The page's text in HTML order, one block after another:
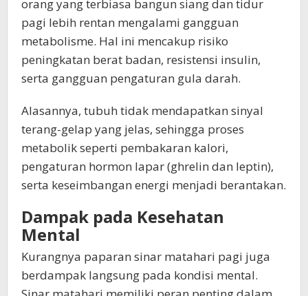
orang yang terbiasa bangun siang dan tidur
pagi lebih rentan mengalami gangguan
metabolisme. Hal ini mencakup risiko
peningkatan berat badan, resistensi insulin,
serta gangguan pengaturan gula darah.
Alasannya, tubuh tidak mendapatkan sinyal
terang-gelap yang jelas, sehingga proses
metabolik seperti pembakaran kalori,
pengaturan hormon lapar (ghrelin dan leptin),
serta keseimbangan energi menjadi berantakan.
Dampak pada Kesehatan
Mental
Kurangnya paparan sinar matahari pagi juga
berdampak langsung pada kondisi mental.